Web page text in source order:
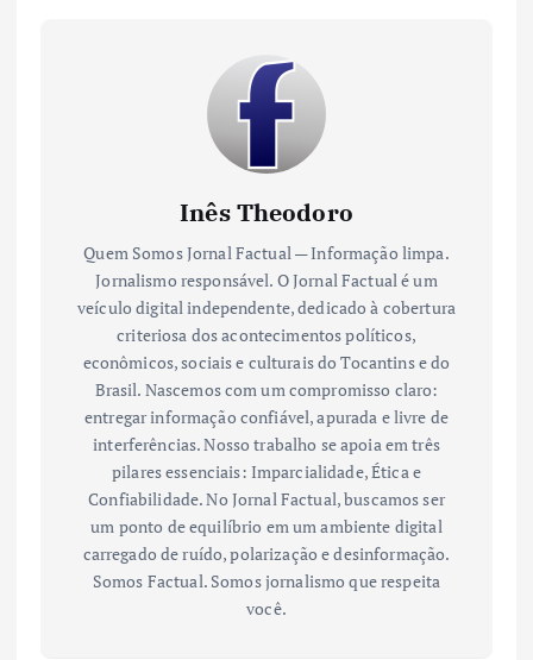
Inês Theodoro
Quem Somos Jornal Factual — Informação limpa.
Jornalismo responsável. O Jornal Factual é um
veículo digital independente, dedicado à cobertura
criteriosa dos acontecimentos políticos,
econômicos, sociais e culturais do Tocantins e do
Brasil. Nascemos com um compromisso claro:
entregar informação confiável, apurada e livre de
interferências. Nosso trabalho se apoia em três
pilares essenciais: Imparcialidade, Ética e
Confiabilidade. No Jornal Factual, buscamos ser
um ponto de equilíbrio em um ambiente digital
carregado de ruído, polarização e desinformação.
Somos Factual. Somos jornalismo que respeita
você.